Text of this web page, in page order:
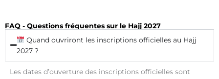
FAQ - Questions fréquentes sur le Hajj 2027
Quand ouvriront les inscriptions officielles au Hajj
2027 ?
Les dates d’ouverture des inscriptions officielles sont